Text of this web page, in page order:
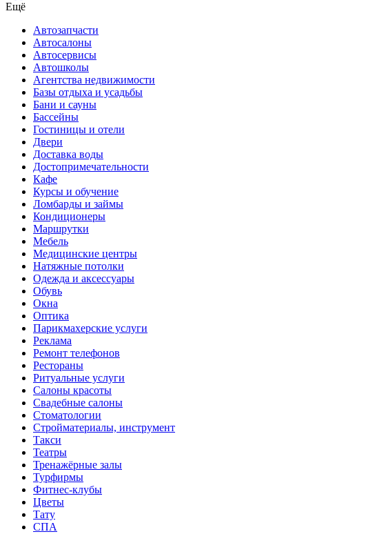
Ещё
Автозапчасти
Автосалоны
Автосервисы
Автошколы
Агентства недвижимости
Базы отдыха и усадьбы
Бани и сауны
Бассейны
Гостиницы и отели
Двери
Доставка воды
Достопримечательности
Кафе
Курсы и обучение
Ломбарды и займы
Кондиционеры
Маршрутки
Мебель
Медицинские центры
Натяжные потолки
Одежда и аксессуары
Обувь
Окна
Оптика
Парикмахерские услуги
Реклама
Ремонт телефонов
Рестораны
Ритуальные услуги
Салоны красоты
Свадебные салоны
Стоматологии
Стройматериалы, инструмент
Такси
Театры
Тренажёрные залы
Турфирмы
Фитнес-клубы
Цветы
Тату
СПА